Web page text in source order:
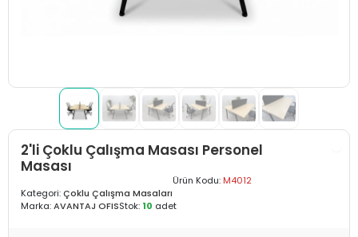
2'li Çoklu Çalışma Masası Personel
Masası
Kategori:Çoklu Çalışma Masaları
Ürün Kodu: M4012
Marka:AVANTAJ OFISStok: 10 adet